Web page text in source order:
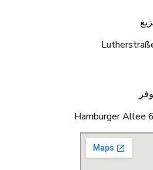
Hamburger Allee